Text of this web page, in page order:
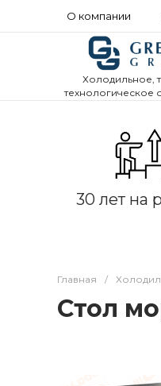
О компании
Холодильное,
технологическое
30 лет на
Главная /
Стол